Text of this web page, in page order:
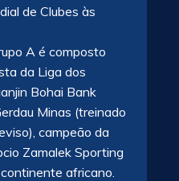
de Clubes às
A é composto
da Liga dos
Bohai Bank
Minas (treinado
campeão da
Zamalek Sporting
africano.